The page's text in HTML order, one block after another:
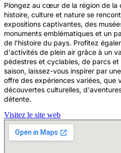
Plongez au cœur de la région de la
histoire, culture et nature se
expositions captivantes, des
monuments emblématiques et un
de l'histoire du pays. Profitez
d'activités de plein air grâce à un
pédestres et cyclables, de parcs
saison, laissez-vous inspirer par
offre des expériences variées, que
découvertes culturelles,
détente.
Visitez le site web